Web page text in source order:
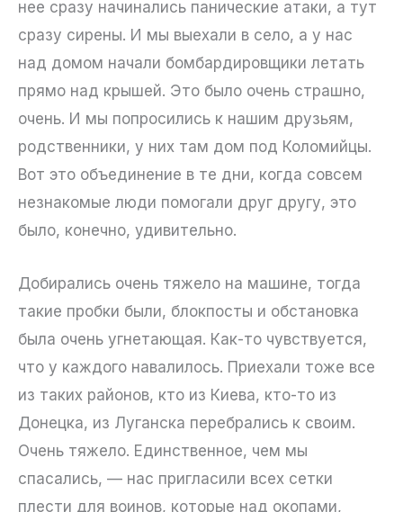
нее сразу начинались панические атаки, а тут
сразу сирены. И мы выехали в село, а у нас
над домом начали бомбардировщики летать
прямо над крышей. Это было очень страшно,
очень. И мы попросились к нашим друзьям,
родственники, у них там дом под Коломийцы.
Вот это объединение в те дни, когда совсем
незнакомые люди помогали друг другу, это
было, конечно, удивительно.
Добирались очень тяжело на машине, тогда
такие пробки были, блокпосты и обстановка
была очень угнетающая. Как-то чувствуется,
что у каждого навалилось. Приехали тоже все
из таких районов, кто из Киева, кто-то из
Донецка, из Луганска перебрались к своим.
Очень тяжело. Единственное, чем мы
спасались, — нас пригласили всех сетки
плести для воинов, которые над окопами,